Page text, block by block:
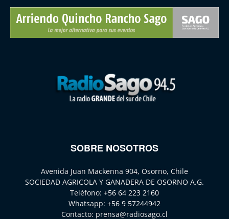
SOBRE NOSOTROS
Avenida Juan Mackenna 904, Osorno, Chile
SOCIEDAD AGRICOLA Y GANADERA DE OSORNO A.G.
Teléfono: +56 64 223 2160
Whatsapp: +56 9 57244942
Contacto: prensa@radiosago.cl